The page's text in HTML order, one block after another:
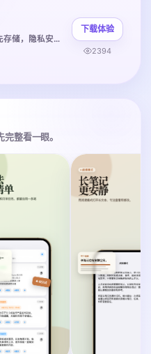
支持多模式记录，本地优先存储，隐私安全无忧
下载体验
2394
整看一眼。